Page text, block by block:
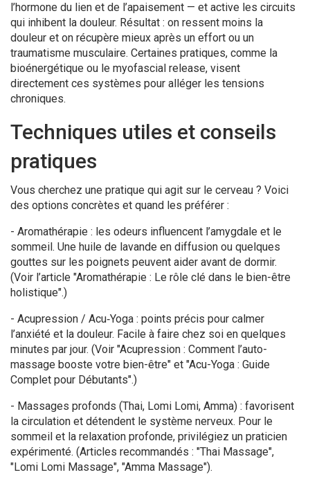
l’hormone du lien et de l’apaisement — et active les circuits
qui inhibent la douleur. Résultat : on ressent moins la
douleur et on récupère mieux après un effort ou un
traumatisme musculaire. Certaines pratiques, comme la
bioénergétique ou le myofascial release, visent
directement ces systèmes pour alléger les tensions
chroniques.
Techniques utiles et conseils
pratiques
Vous cherchez une pratique qui agit sur le cerveau ? Voici
des options concrètes et quand les préférer :
- Aromathérapie : les odeurs influencent l’amygdale et le
sommeil. Une huile de lavande en diffusion ou quelques
gouttes sur les poignets peuvent aider avant de dormir.
(Voir l’article "Aromathérapie : Le rôle clé dans le bien-être
holistique".)
- Acupression / Acu‑Yoga : points précis pour calmer
l’anxiété et la douleur. Facile à faire chez soi en quelques
minutes par jour. (Voir "Acupression : Comment l’auto-
massage booste votre bien-être" et "Acu-Yoga : Guide
Complet pour Débutants".)
- Massages profonds (Thai, Lomi Lomi, Amma) : favorisent
la circulation et détendent le système nerveux. Pour le
sommeil et la relaxation profonde, privilégiez un praticien
expérimenté. (Articles recommandés : "Thai Massage",
"Lomi Lomi Massage", "Amma Massage").